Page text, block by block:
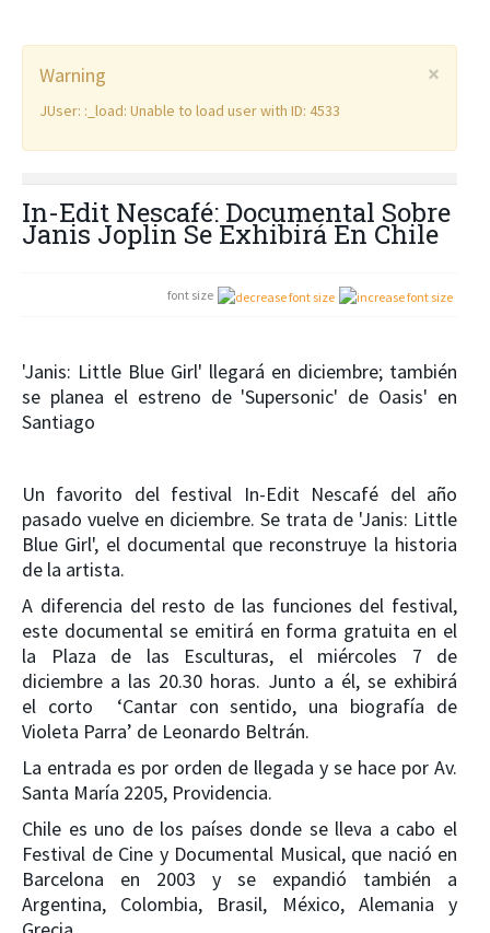
×
Warning
JUser: :_load: Unable to load user with ID: 4533
In-Edit Nescafé: Documental Sobre
Janis Joplin Se Exhibirá En Chile
font size
'Janis: Little Blue Girl' llegará en diciembre; también
se planea el estreno de 'Supersonic' de Oasis' en
Santiago
Un favorito del festival In-Edit Nescafé del año
pasado vuelve en diciembre. Se trata de 'Janis: Little
Blue Girl', el documental que reconstruye la historia
de la artista.
A diferencia del resto de las funciones del festival,
este documental se emitirá en forma gratuita en el
la Plaza de las Esculturas, el miércoles 7 de
diciembre a las 20.30 horas. Junto a él, se exhibirá
el corto ‘Cantar con sentido, una biografía de
Violeta Parra’ de Leonardo Beltrán.
La entrada es por orden de llegada y se hace por Av.
Santa María 2205, Providencia.
Chile es uno de los países donde se lleva a cabo el
Festival de Cine y Documental Musical, que nació en
Barcelona en 2003 y se expandió también a
Argentina, Colombia, Brasil, México, Alemania y